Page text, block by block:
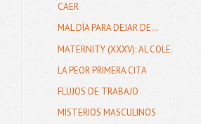
CAER
MAL DÍA PARA DEJAR DE...
MATERNITY (XXXV): AL COLE.
LA PEOR PRIMERA CITA
FLUJOS DE TRABAJO
MISTERIOS MASCULINOS